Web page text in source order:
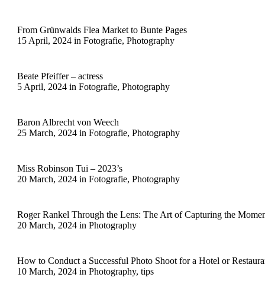
From Grünwalds Flea Market to Bunte Pages
15 April, 2024 in Fotografie, Photography
Beate Pfeiffer – actress
5 April, 2024 in Fotografie, Photography
Baron Albrecht von Weech
25 March, 2024 in Fotografie, Photography
Miss Robinson Tui – 2023’s
20 March, 2024 in Fotografie, Photography
Roger Rankel Through the Lens: The Art of Capturing the
20 March, 2024 in Photography
How to Conduct a Successful Photo Shoot for a Hotel or
10 March, 2024 in Photography, tips